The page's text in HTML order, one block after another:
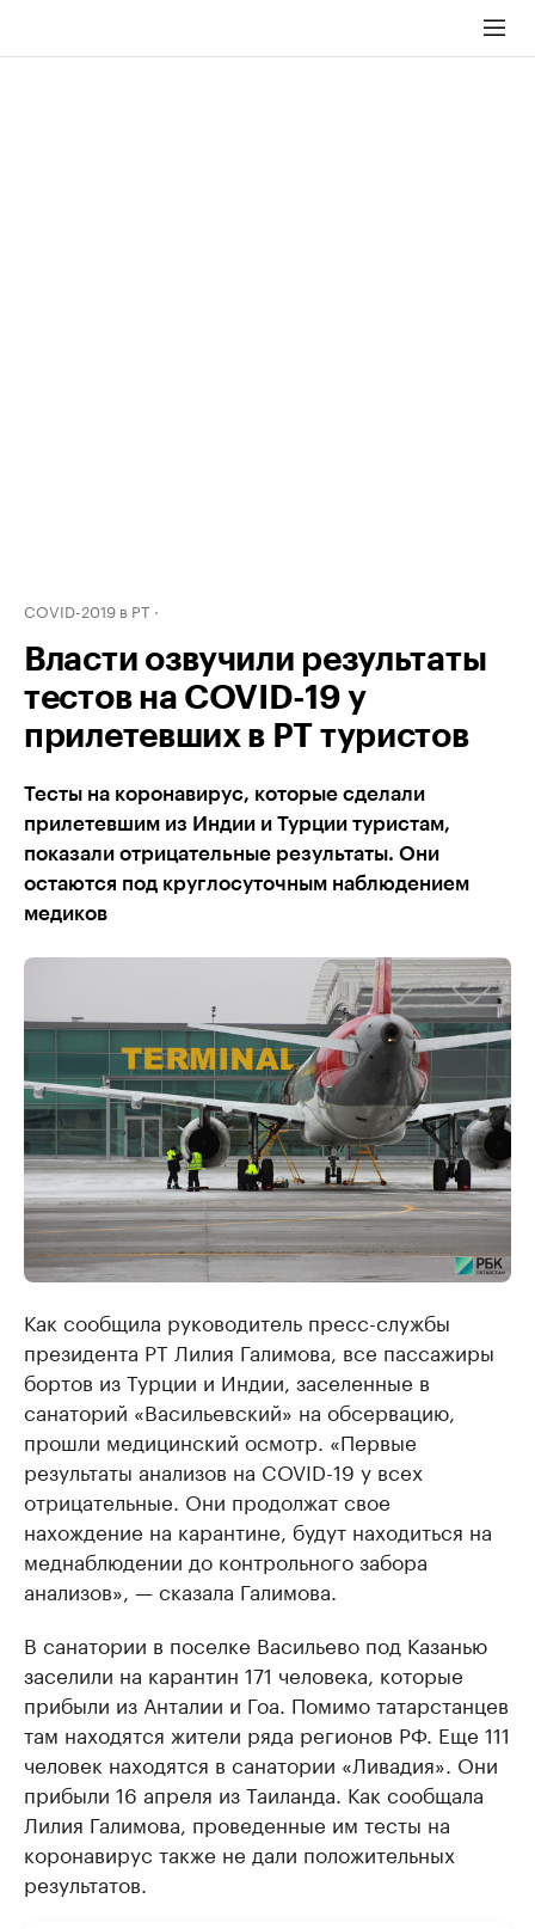
COVID-2019 в РТ
Власти озвучили результаты
тестов на COVID-19 у
прилетевших в РТ туристов
Тесты на коронавирус, которые сделали
прилетевшим из Индии и Турции туристам,
показали отрицательные результаты. Они
остаются под круглосуточным наблюдением
медиков
Как сообщила руководитель пресс-службы
президента РТ Лилия Галимова, все пассажиры
бортов из Турции и Индии, заселенные в
санаторий «Васильевский» на обсервацию,
прошли медицинский осмотр. «Первые
результаты анализов на COVID-19 у всех
отрицательные. Они продолжат свое
нахождение на карантине, будут находиться на
меднаблюдении до контрольного забора
анализов», — сказала Галимова.
В санатории в поселке Васильево под Казанью
заселили на карантин 171 человека, которые
прибыли из Анталии и Гоа. Помимо татарстанцев
там находятся жители ряда регионов РФ. Еще 111
человек находятся в санатории «Ливадия». Они
прибыли 16 апреля из Таиланда. Как сообщала
Лилия Галимова, проведенные им тесты на
коронавирус также не дали положительных
результатов.